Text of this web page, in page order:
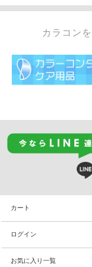
カラコン
カート
ログイン
お気に入り一覧